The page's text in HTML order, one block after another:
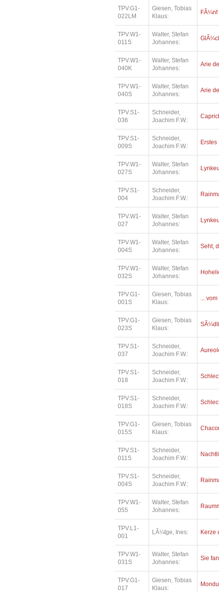
TPV.G1-
022LM
Giesen, Tobias
Klaus:
FÃ¼nf
TPV.W1-
011S
Walter, Stefan
Johannes:
TPV.W1-
040K
Walter, Stefan
Johannes:
Arie
TPV.W1-
040S
Walter, Stefan
Johannes:
Arie
TPV.S1-
036
Schneider,
Joachim F.W.:
TPV.S1-
009S
Schneider,
Joachim F.W.:
TPV.W1-
027S
Walter, Stefan
Johannes:
TPV.S1-
004
Schneider,
Joachim F.W.:
TPV.W1-
027
Walter, Stefan
Johannes:
TPV.W1-
004S
Walter, Stefan
Johannes:
Seht,
TPV.W1-
032S
Walter, Stefan
Johannes:
TPV.G1-
001S
Giesen, Tobias
Klaus:
...
TPV.G1-
023S
Giesen, Tobias
Klaus:
TPV.S1-
037
Schneider,
Joachim F.W.:
TPV.S1-
018
Schneider,
Joachim F.W.:
TPV.S1-
018S
Schneider,
Joachim F.W.:
TPV.G1-
015S
Giesen, Tobias
Klaus:
TPV.S1-
011S
Schneider,
Joachim F.W.:
TPV.S1-
004S
Schneider,
Joachim F.W.:
TPV.W1-
055
Walter, Stefan
Johannes:
TPV.L1-
001
LÃ¼tge, Ines: Kerze
TPV.W1-
031S
Walter, Stefan
Johannes:
Sie
TPV.G1-
017
Giesen, Tobias
Klaus: